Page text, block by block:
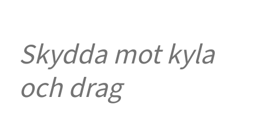
Skydda mot kyla
och drag